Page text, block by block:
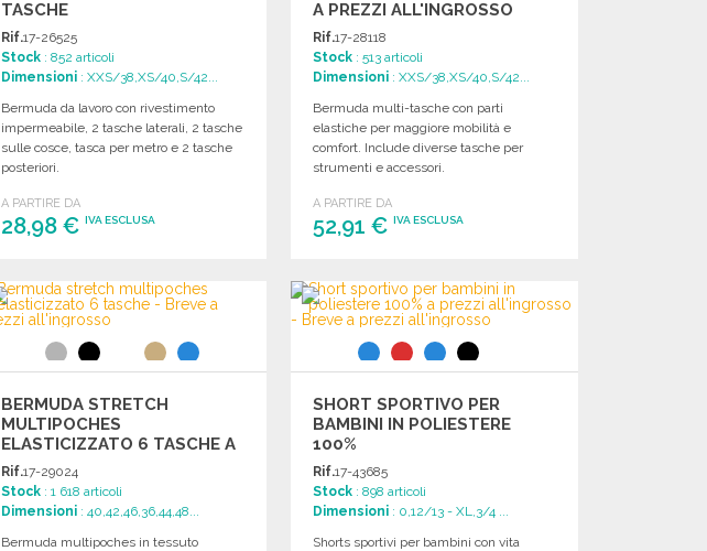
TASCHE
Rif.17-26525
Stock : 852 articoli
Dimensioni : XXS/38,XS/40,S/42...
Bermuda da lavoro con rivestimento
impermeabile, 2 tasche laterali, 2 tasche
sulle cosce, tasca per metro e 2 tasche
posteriori.
A PARTIRE DA
28,98 €IVA ESCLUSA
Richiedi un preventivo
A PREZZI ALL'INGROSSO
Rif.17-28118
Stock : 513 articoli
Dimensioni : XXS/38,XS/40,S/42...
Bermuda multi-tasche con parti
elastiche per maggiore mobilità e
comfort. Include diverse tasche per
strumenti e accessori.
A PARTIRE DA
52,91 €IVA ESCLUSA
Richiedi un preventivo
BERMUDA STRETCH
MULTIPOCHES
ELASTICIZZATO 6 TASCHE A
PREZZI ALL'INGROSSO
Rif.17-29024
Stock : 1 618 articoli
Dimensioni : 40,42,46,36,44,48...
Bermuda multipoches in tessuto
SHORT SPORTIVO PER
BAMBINI IN POLIESTERE
100%
Rif.17-43685
Stock : 898 articoli
Dimensioni : 0,12/13 - XL,3/4 ...
Shorts sportivi per bambini con vita